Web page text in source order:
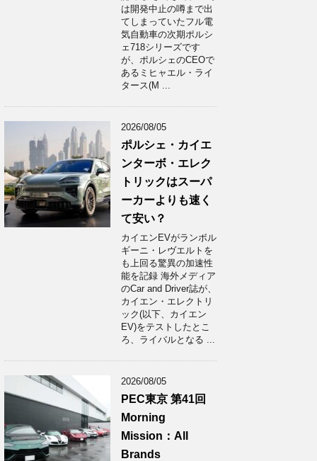
は開発中止の噂まで出
てしまっていたフル電
気自動車の次期ポルシ
ェ718シリーズです
が、ポルシェのCEOで
あるミヒャエル・ライ
タース(M ...
2026/08/05
ポルシェ・カイエ
ンターボ・エレク
トリックはスーパ
ーカーよりも速く
て安い？
カイエンEVがランボル
ギーニ・レヴエルトを
も上回る驚異の加速性
能を記録 海外メディア
のCar and Driver誌が、
カイエン・エレクトリ
ック(以下、カイエン
EV)をテストしたとこ
ろ、ライバルとなる ...
2026/08/05
PEC東京 第41回
Morning
Mission：All
Brands